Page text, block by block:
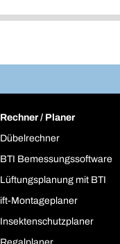
Rechner / Planer
Dübelrechner
BTI Bemessungssoftware
Lüftungsplanung mit BTI
ift-Montageplaner
Insektenschutzplaner